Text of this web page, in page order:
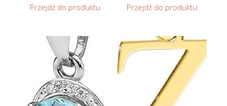
Przejdź do produktu Przejdź do produktu